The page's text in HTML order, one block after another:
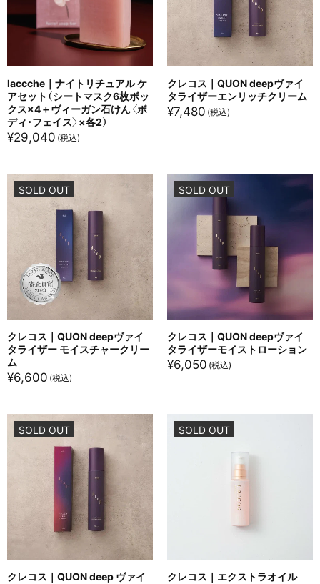
laccche｜ナイトリチュアル ケ
アセット（シートマスク6枚ボッ
クス×4＋ヴィーガン石けん〈ボ
ディ・フェイス〉×各2）
¥29,040
クレコス｜QUON deepヴァイ
タライザーエンリッチクリーム
¥7,480
SOLD OUT
クレコス｜QUON deepヴァイ
タライザー モイスチャークリー
ム
¥6,600
SOLD OUT
クレコス｜QUON deepヴァイ
タライザーモイストローション
¥6,050
SOLD OUT
クレコス｜QUON deep ヴァイ
SOLD OUT
クレコス｜エクストラオイル